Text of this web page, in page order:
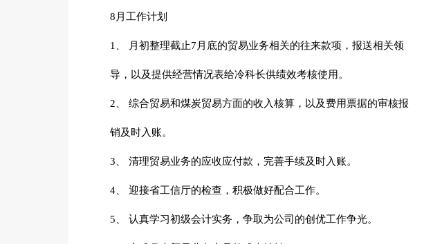
8月工作计划
1、 月初整理截止7月底的贸易业务相关的往来款项，报送相关领
导，以及提供经营情况表给冷科长供绩效考核使用。
2、 综合贸易和煤炭贸易方面的收入核算，以及费用票据的审核报
销及时入账。
3、 清理贸易业务的应收应付款，完善手续及时入账。
4、 迎接省工信厅的检查，积极做好配合工作。
5、 认真学习初级会计实务，争取为公司的创优工作争光。